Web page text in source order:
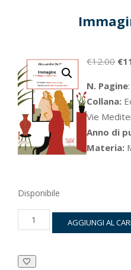
€12.00 Il
€
N. Pagine
Collana:
Vie
Anno di
Materia:
Disponibile
Immagine
Paese
AGGIUNGI AL